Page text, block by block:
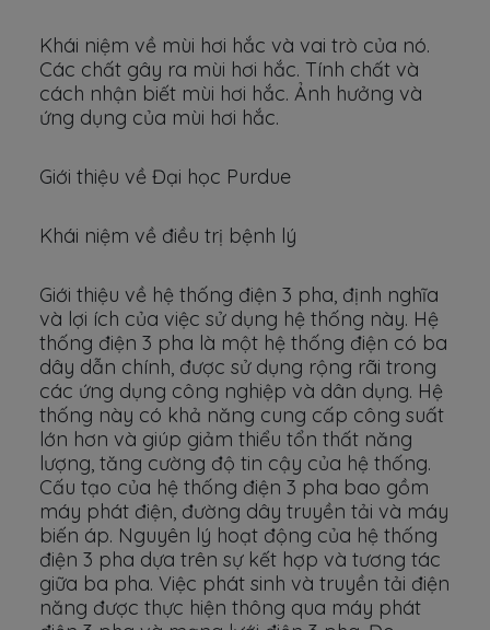
Khái niệm về mùi hơi hắc và vai trò của nó.
Các chất gây ra mùi hơi hắc. Tính chất và
cách nhận biết mùi hơi hắc. Ảnh hưởng và
ứng dụng của mùi hơi hắc.
Giới thiệu về Đại học Purdue
Khái niệm về điều trị bệnh lý
Giới thiệu về hệ thống điện 3 pha, định nghĩa
và lợi ích của việc sử dụng hệ thống này. Hệ
thống điện 3 pha là một hệ thống điện có ba
dây dẫn chính, được sử dụng rộng rãi trong
các ứng dụng công nghiệp và dân dụng. Hệ
thống này có khả năng cung cấp công suất
lớn hơn và giúp giảm thiểu tổn thất năng
lượng, tăng cường độ tin cậy của hệ thống.
Cấu tạo của hệ thống điện 3 pha bao gồm
máy phát điện, đường dây truyền tải và máy
biến áp. Nguyên lý hoạt động của hệ thống
điện 3 pha dựa trên sự kết hợp và tương tác
giữa ba pha. Việc phát sinh và truyền tải điện
năng được thực hiện thông qua máy phát